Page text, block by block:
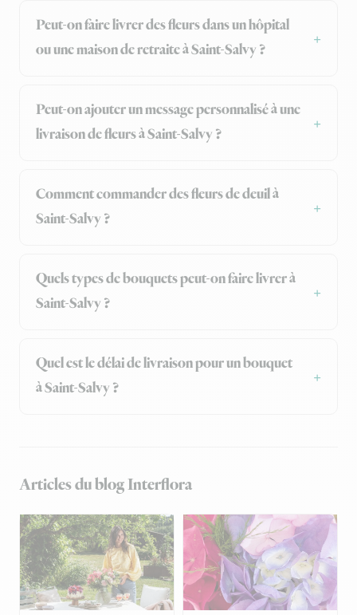
Peut-on faire livrer des fleurs dans un hôpital
ou une maison de retraite à Saint-Salvy ?
Peut-on ajouter un message personnalisé à une
livraison de fleurs à Saint-Salvy ?
Comment commander des fleurs de deuil à
Saint-Salvy ?
Quels types de bouquets peut-on faire livrer à
Saint-Salvy ?
Quel est le délai de livraison pour un bouquet
à Saint-Salvy ?
Articles du blog Interflora